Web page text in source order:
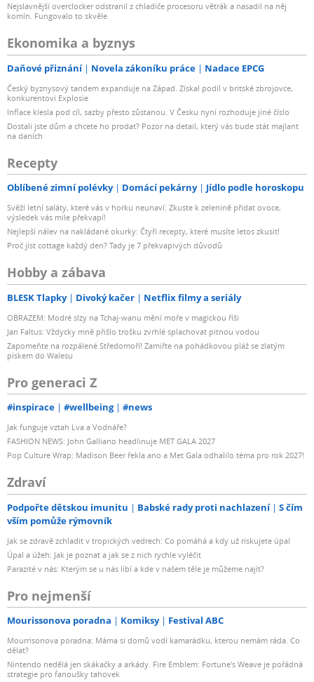
Nejslavnější overclocker odstranil z chladiče procesoru větrák a nasadil na něj
komín. Fungovalo to skvěle
Ekonomika a byznys
Daňové přiznání Novela zákoníku práce Nadace EPCG
Český byznysový tandem expanduje na Západ. Získal podíl v britské zbrojovce,
konkurentovi Explosie
Inflace klesla pod cíl, sazby přesto zůstanou. V Česku nyní rozhoduje jiné číslo
Dostali jste dům a chcete ho prodat? Pozor na detail, který vás bude stát majlant
na daních
Recepty
Oblíbené zimní polévky Domácí pekárny Jídlo podle horoskopu
Svěží letní saláty, které vás v horku neunaví: Zkuste k zelenině přidat ovoce,
výsledek vás mile překvapí!
Nejlepší nálev na nakládané okurky: Čtyři recepty, které musíte letos zkusit!
Proč jíst cottage každý den? Tady je 7 překvapivých důvodů
Hobby a zábava
BLESK Tlapky Divoký kačer Netflix filmy a seriály
OBRAZEM: Modré slzy na Tchaj-wanu mění moře v magickou říši
Jan Faltus: Vždycky mně přišlo trošku zvrhlé splachovat pitnou vodou
Zapomeňte na rozpálené Středomoří! Zamiřte na pohádkovou pláž se zlatým
pískem do Walesu
Pro generaci Z
#inspirace #wellbeing #news
Jak funguje vztah Lva a Vodnáře?
FASHION NEWS: John Galliano headlinuje MET GALA 2027
Pop Culture Wrap: Madison Beer řekla ano a Met Gala odhalilo téma pro rok 2027!
Zdraví
Podpořte dětskou imunitu Babské rady proti nachlazení
S čím
vším pomůže rýmovník
Jak se zdravě zchladit v tropických vedrech: Co pomáhá a kdy už riskujete úpal
Úpal a úžeh: Jak je poznat a jak se z nich rychle vyléčit
Parazité v nás: Kterým se u nás líbí a kde v našem těle je můžeme najít?
Pro nejmenší
Mourissonova poradna Komiksy Festival ABC
Mourrisonova poradna: Máma si domů vodí kamarádku, kterou nemám ráda. Co
dělat?
Nintendo nedělá jen skákačky a arkády. Fire Emblem: Fortune's Weave je pořádná
strategie pro fanoušky tahovek